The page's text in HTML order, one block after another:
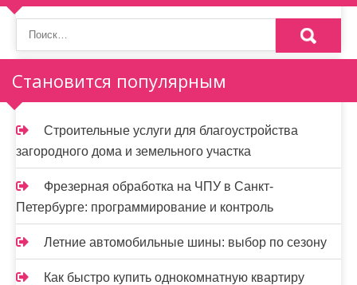
Становится популярным
Строительные услуги для благоустройства
загородного дома и земельного участка
Фрезерная обработка на ЧПУ в Санкт-
Петербурге: программирование и контроль
Летние автомобильные шины: выбор по сезону
Как быстро купить однокомнатную квартиру